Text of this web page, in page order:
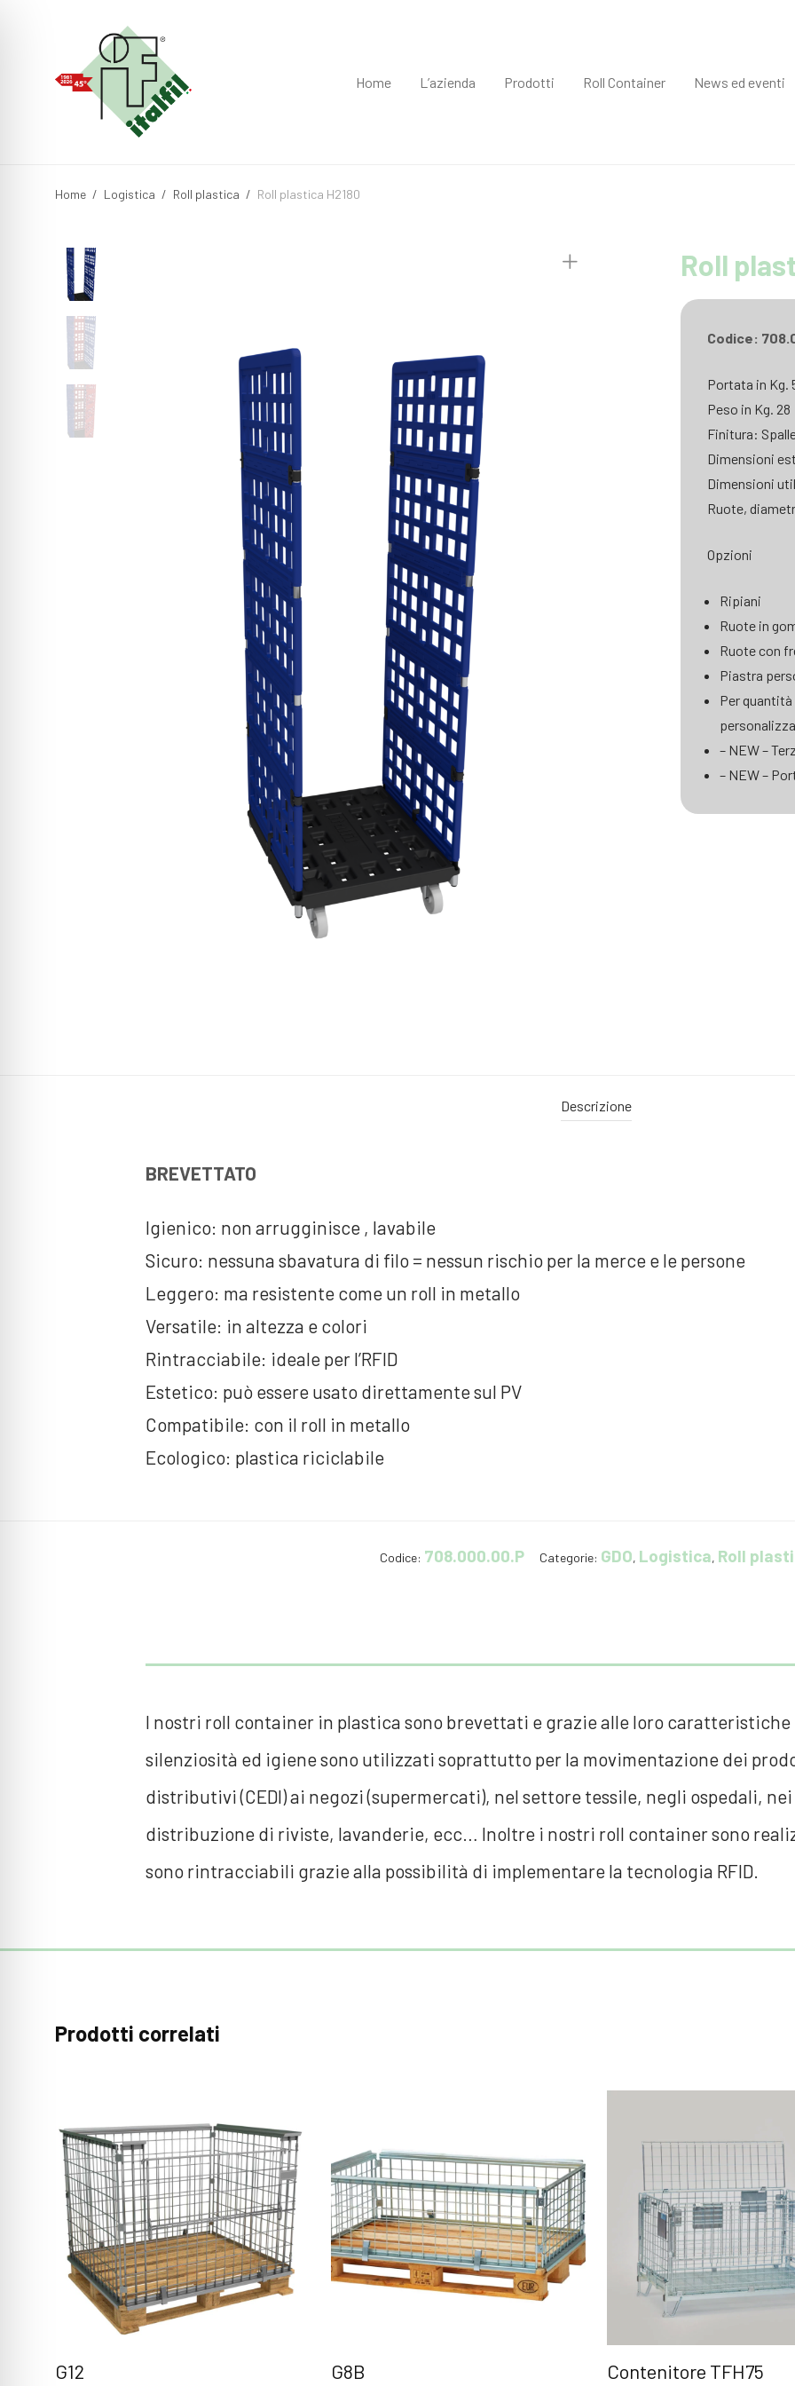
Home L’azienda Prodotti Roll Container News ed eventi
Home / Logistica / Roll plastica / Roll plastica H2180
Roll
Codice:
Portata in Kg.
Peso in Kg. 28
Finitura:
Dimensioni
Dimensioni
Ruote,
Opzioni
Ripiani
Ruote in
Ruote con
Piastra
Per
– NEW –
– NEW –
Descrizione
BREVETTATO
Igienico: non arrugginisce , lavabile
Sicuro: nessuna sbavatura di filo = nessun rischio per la merce e le persone
Leggero: ma resistente come un roll in metallo
Versatile: in altezza e colori
Rintracciabile: ideale per l’RFID
Estetico: può essere usato direttamente sul PV
Compatibile: con il roll in metallo
Ecologico: plastica riciclabile
Codice: 708.000.00.P Categorie: GDO, Logistica, Roll
I nostri roll container in plastica sono brevettati e grazie alle loro
silenziosità ed igiene sono utilizzati soprattutto per la movimentazione dei
distributivi (CEDI) ai negozi (supermercati), nel settore tessile, negli ospedali,
distribuzione di riviste, lavanderie, ecc… Inoltre i nostri roll container sono
sono rintracciabili grazie alla possibilità di implementare la tecnologia RFID.
Prodotti correlati
G12 G8B
Contenitore TFH75